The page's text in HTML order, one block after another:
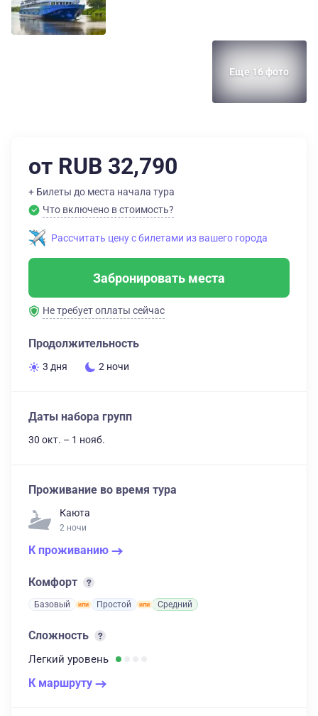
Еще 16 фото
от RUB 32,790
+ Билеты до места начала тура
Что включено в стоимость?
Рассчитать цену с билетами из вашего города
Забронировать места
Не требует оплаты сейчас
Продолжительность
3 дня 2 ночи
Даты набора групп
30 окт. – 1 нояб.
Проживание во время тура
Каюта
2 ночи
К проживанию
Комфорт
Базовый Простой Средний
Сложность
Легкий уровень
К маршруту